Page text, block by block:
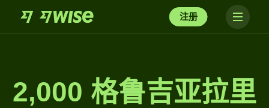
注册
2,000 格鲁吉亚拉里